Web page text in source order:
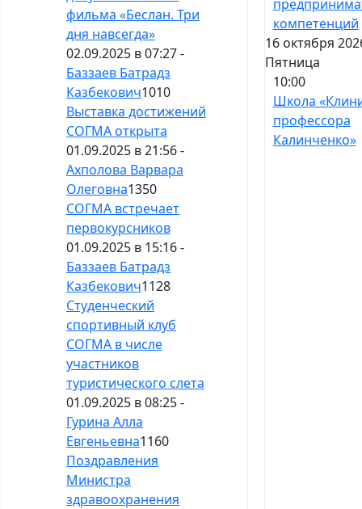
фильма «Беслан. Три
дня навсегда»
02.09.2025 в 07:27 -
Баззаев Батрадз
Казбекович1010
Выставка достижений
СОГМА открыта
01.09.2025 в 21:56 -
Ахполова Варвара
Олеговна1350
СОГМА встречает
первокурсников
01.09.2025 в 15:16 -
Баззаев Батрадз
Казбекович1128
Студенческий
спортивный клуб
СОГМА в числе
участников
туристического слета
01.09.2025 в 08:25 -
Гурина Алла
Евгеньевна1160
Поздравления
Министра
здравоохранения
компетенций
16 октября
Пятница
10:00
Школа
профессора
Калинченко»